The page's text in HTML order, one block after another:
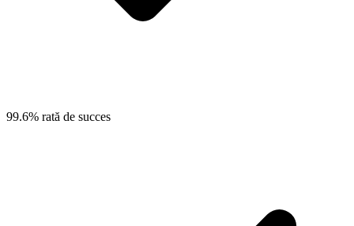
99.6% rată de succes